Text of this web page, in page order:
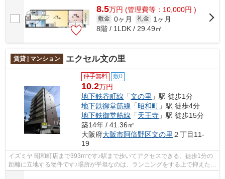
8.5万円 (管理費等：10,000円 )
敷金 0ヶ月 礼金
1ヶ月
8階 / 1LDK / 29.49㎡
賃貸 | マンション エクセル文の里
仲手無料 敷0
10.2万円
地下鉄谷町線 「文の里 」駅 徒歩1分
地下鉄御堂筋線 「昭和町 」駅 徒歩4分
地下鉄御堂筋線 「天王寺 」駅 徒歩15分
築14年 / 41.36㎡
大阪府大阪市阿倍野区文の里 ２丁目11-
19
イズミヤ 昭和町店まで393mです♪駅まで歩いてアクセスできる、徒歩1分の
距離に立地する物件です♪場所が平坦なのは、ランニングをする上で抑えたい